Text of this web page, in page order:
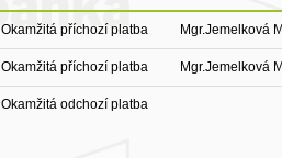
Okamžitá příchozí platba Mgr.Jemelková
Okamžitá příchozí platba Mgr.Jemelková
Okamžitá odchozí platba